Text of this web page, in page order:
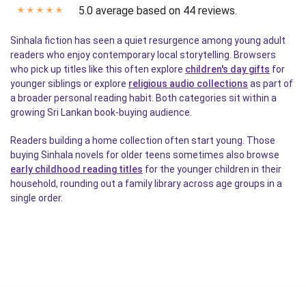
✭ ✭ ✭ ✭ ✭ 5.0 average based on 44 reviews.
Sinhala fiction has seen a quiet resurgence among young adult
readers who enjoy contemporary local storytelling. Browsers
who pick up titles like this often explore children's day gifts for
younger siblings or explore religious audio collections as part of
a broader personal reading habit. Both categories sit within a
growing Sri Lankan book-buying audience.
Readers building a home collection often start young. Those
buying Sinhala novels for older teens sometimes also browse
early childhood reading titles for the younger children in their
household, rounding out a family library across age groups in a
single order.